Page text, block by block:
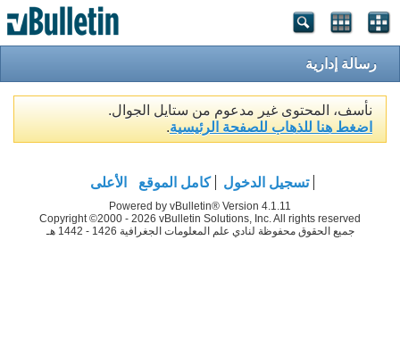
رسالة إدارية
نأسف، المحتوى غير مدعوم من ستايل الجوال.
اضغط هنا للذهاب للصفحة الرئيسية.
تسجيل الدخول كامل الموقع الأعلى
Powered by vBulletin® Version 4.1.11
Copyright ©2000 - 2026 vBulletin Solutions, Inc. All rights reserved
جميع الحقوق محفوظة لنادي علم المعلومات الجغرافية 1426 - 1442 هـ